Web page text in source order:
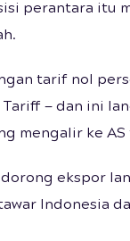
perantara itu
tarif nol
— dan ini
mengalir ke
ekspor
Indonesia